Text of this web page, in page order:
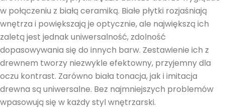
w połączeniu z białą ceramiką. Białe płytki rozjaśniają
wnętrza i powiększają je optycznie, ale największą ich
zaletą jest jednak uniwersalność, zdolność
dopasowywania się do innych barw. Zestawienie ich z
drewnem tworzy niezwykle efektowny, przyjemny dla
oczu kontrast. Zarówno biała tonacja, jak i imitacja
drewna są uniwersalne. Bez najmniejszych problemów
wpasowują się w każdy styl wnętrzarski.